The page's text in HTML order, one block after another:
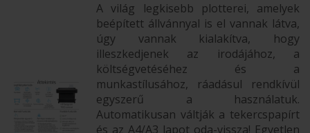
A világ legkisebb plotterei, amelyek
beépített állvánnyal is el vannak látva,
úgy vannak kialakítva, hogy
illeszkedjenek az irodájához, a
költségvetéséhez és a
munkastílusához, ráadásul rendkívül
egyszerű a használatuk.
Automatikusan váltják a tekercspapírt
és az A4/A3 lapot oda-vissza! Egyetlen